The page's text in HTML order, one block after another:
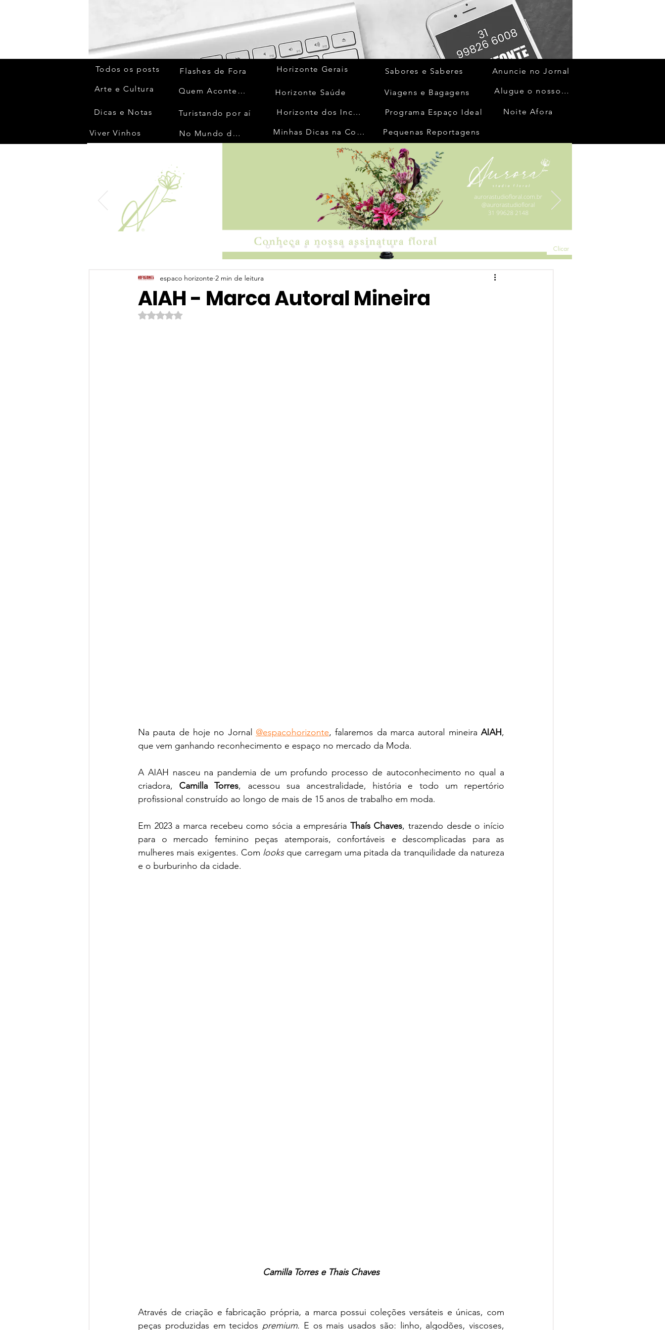
Todos os posts
Arte e Cultura
Dicas e Notas
Viver Vinhos
Flashes de Fora
Quem Acontece
Turistando por aí
No Mundo da Moda
Horizonte Gerais
Horizonte Saúde
Horizonte dos Inconfidentes
Minhas Dicas na Cozinha
Sabores e Saberes
Viagens e Bagagens
Programa Espaço Ideal
Anuncie no Jornal
Alugue o nosso espaço
Noite Afora
Pequenas Reportagens
Clicar
AIAH - Marca Autoral Mineira
espaco horizonte 2 min de leitura
Avaliado com NaN de 5 estrelas.
Na pauta de hoje no Jornal @espacohorizonte, falaremos da marca autoral mineira AIAH,
que vem ganhando reconhecimento e espaço no mercado da Moda.
A AIAH nasceu na pandemia de um profundo processo de autoconhecimento no qual a
criadora, Camilla Torres, acessou sua ancestralidade, história e todo um repertório
profissional construído ao longo de mais de 15 anos de trabalho em moda.
Em 2023 a marca recebeu como sócia a empresária Thaís Chaves, trazendo desde o início
para o mercado feminino peças atemporais, confortáveis e descomplicadas para as
mulheres mais exigentes. Com looks que carregam uma pitada da tranquilidade da natureza
e o burburinho da cidade.
Camilla Torres e Thais Chaves
Através de criação e fabricação própria, a marca possui coleções versáteis e únicas, com
peças produzidas em tecidos premium. E os mais usados são: linho, algodões, viscoses,